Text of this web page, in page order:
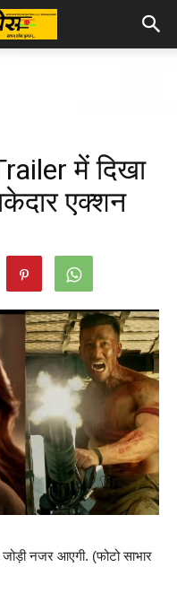
में दिखा
एक्‍शन
जोड़ी नजर आएगी. (फोटो साभार